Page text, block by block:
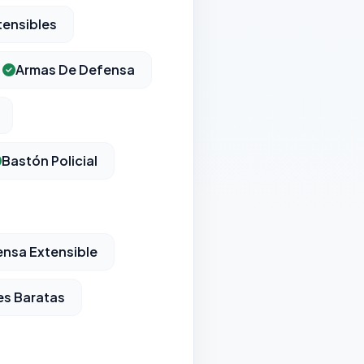
Armas De Defensa
Bastón Policial
Extensible
Baratas